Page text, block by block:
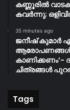
കണ്ണൂരിൽ
കവർന്നു;
35 minutes ago
ജനീഷ് കുമാർ
ആരോപണങ്ങൾ
കാണിക്കണം’-
ചിത്രങ്ങള്‍
Tags